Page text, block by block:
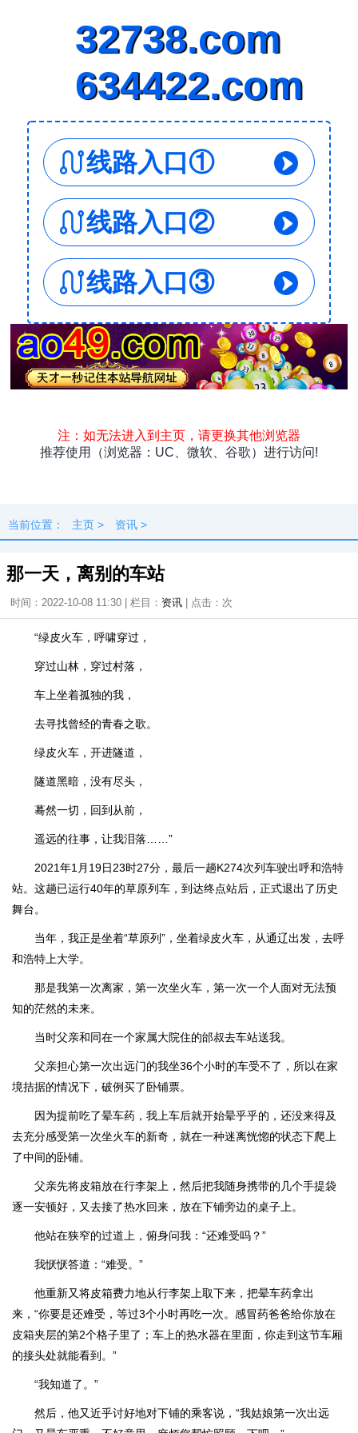
最新
快料 独闻 本地
当前位置： 主页 > 资讯 >
那一天，离别的车站
时间：2022-10-08 11:30 | 栏目： 资讯 | 点击： 次
“绿皮火车，呼啸穿过，
穿过山林，穿过村落，
车上坐着孤独的我，
去寻找曾经的青春之歌。
绿皮火车，开进隧道，
隧道黑暗，没有尽头，
蓦然一切，回到从前，
遥远的往事，让我泪落……”
2021年1月19日23时27分，最后一趟K274次列车驶出呼和浩特
站。这趟已运行40年的草原列车，到达终点站后，正式退出了历史
舞台。
当年，我正是坐着“草原列”，坐着绿皮火车，从通辽出发，去呼
和浩特上大学。
那是我第一次离家，第一次坐火车，第一次一个人面对无法预
知的茫然的未来。
当时父亲和同在一个家属大院住的邰叔去车站送我。
父亲担心第一次出远门的我坐36个小时的车受不了，所以在家
境拮据的情况下，破例买了卧铺票。
因为提前吃了晕车药，我上车后就开始晕乎乎的，还没来得及
去充分感受第一次坐火车的新奇，就在一种迷离恍惚的状态下爬上
了中间的卧铺。
父亲先将皮箱放在行李架上，然后把我随身携带的几个手提袋
逐一安顿好，又去接了热水回来，放在下铺旁边的桌子上。
他站在狭窄的过道上，俯身问我：“还难受吗？”
我恹恹答道：“难受。”
他重新又将皮箱费力地从行李架上取下来，把晕车药拿出
来，“你要是还难受，等过3个小时再吃一次。感冒药爸爸给你放在
皮箱夹层的第2个格子里了；车上的热水器在里面，你走到这节车厢
的接头处就能看到。”
“我知道了。”
然后，他又近乎讨好地对下铺的乘客说，“我姑娘第一次出远